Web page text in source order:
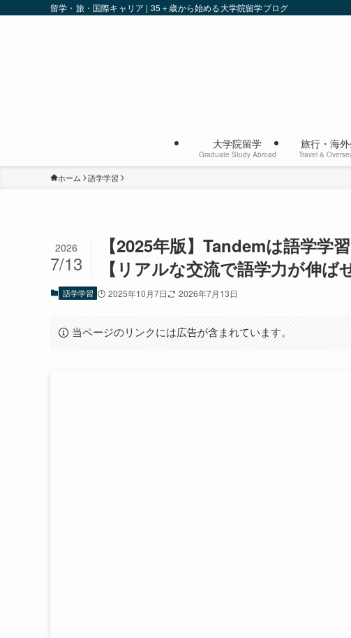
留学・旅・国際キャリア | 35＋歳から始める大学院留学ブログ
大学院留学
Graduate Study Abroad
旅行・海
Travel &
ホーム 語学学習
【2025年版】Tandemは語学学
【リアルな交流で語学力が伸ば
2026
7/13
語学学習 2025年10月7日 2026年7月13日
当ページのリンクには広告が含まれています。